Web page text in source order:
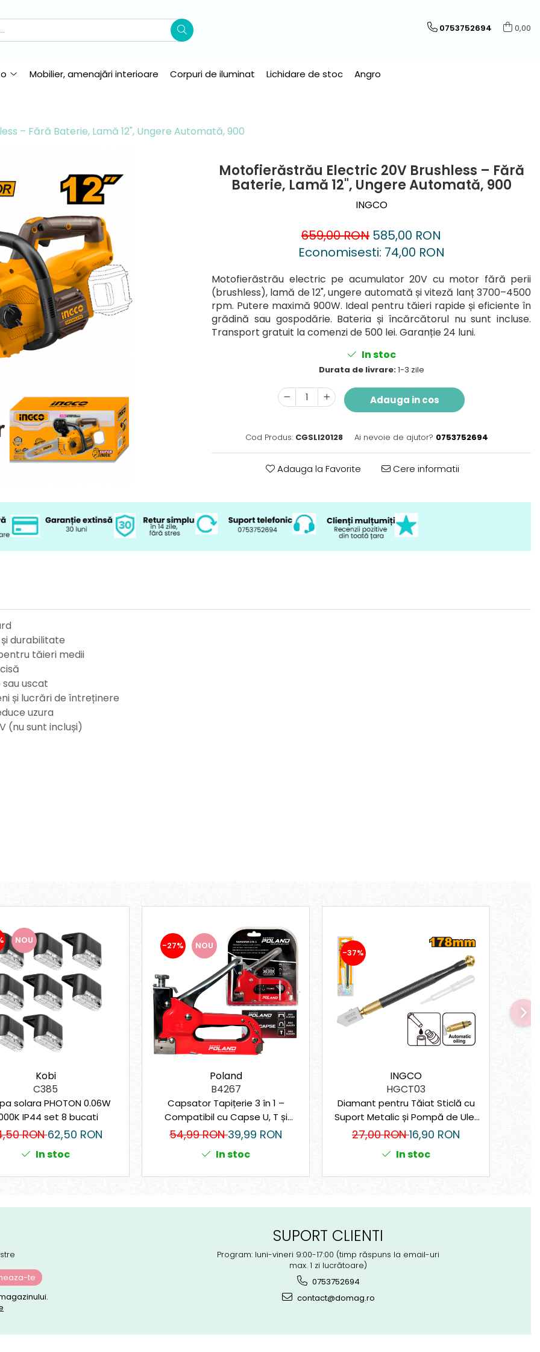
0753752694 0,00
Mobilier, amenajări interioare Corpuri de iluminat Lichidare de stoc Angro
– Fără Baterie, Lamă 12", Ungere Automată, 900
Motofierăstrău Electric 20V Brushless – Fără
Baterie, Lamă 12", Ungere Automată, 900
INGCO
659,00 RON 585,00 RON
Economisesti: 74,00 RON
Motofierăstrău electric pe acumulator 20V cu motor fără perii
(brushless), lamă de 12", ungere automată și viteză lanț 3700–4500
rpm. Putere maximă 900W. Ideal pentru tăieri rapide și eficiente în
grădină sau gospodărie. Bateria și încărcătorul nu sunt incluse.
Transport gratuit la comenzi de 500 lei. Garanție 24 luni.
In stoc
Durata de livrare:1-3 zile
Adauga in cos
Cod Produs: CGSLI20128 Ai nevoie de ajutor? 0753752694
Adauga la Favorite Cere informatii
durabilitate
tăieri medii
uscat
și lucrări de întreținere
uzura
(nu sunt incluși)
NOU
Kobi
C385
solara PHOTON 0.06W
IP44 set 8 bucati
RON62,50 RON
In stoc
-27% NOU
Poland
B4267
Capsator Tapițerie 3 în 1 –
Compatibil cu Capse U, T și
Standard, Reglaj Forță, 600
54,99 RON39,99 RON
In stoc
-37%
INGCO
HGCT03
Diamant pentru Tăiat Sticlă cu
Suport Metalic și Pompă de Ulei,
178 mm
27,00 RON16,90 RON
In stoc
-
SUPORT CLIENTI
Program: luni-vineri 9:00-17:00 (timp răspuns la email-uri
max. 1 zi lucrătoare)
0753752694
contact@domag.ro